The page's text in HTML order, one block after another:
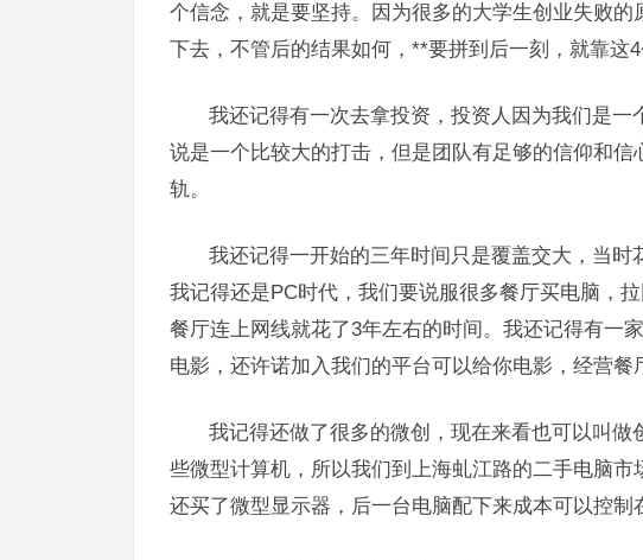
个信念，就是要坚持。因为很多的大学生创业失败
下去，不管后的结果如何，**要拼到后一刻，就靠这
我还记得有一次去拿投资，投资人因为我们是
说是一个比较大的打击，但是团队有足够的信仰和
轨。
我还记得一开始的三年时间只是覆盖交大，当
我记得还是PC时代，我们要说服很多餐厅买电脑，
餐厅连上网线就花了3年左右的时间。我还记得有一
电影，还许诺加入我们的平台可以给你电影，经营餐
我记得还做了很多的微创，现在来看也可以叫
些微型计算机，所以我们到上海虬江路的二手电脑市
还买了微型显示器，后一台电脑配下来成本可以控制